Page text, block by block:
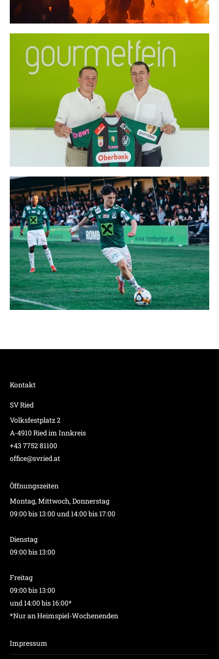
Kontakt
SV Ried
Volksfestplatz 2
A-4910 Ried im Innkreis
+43 7752 81100
office@svried.at
Öffnungszeiten
Montag, Mittwoch, Donnerstag
09:00 bis 13:00 und 14:00 bis 17:00
Dienstag
09:00 bis 13:00
Freitag
09:00 bis 13:00
und 14:00 bis 16:00*
*Nur an Heimspiel-Wochenenden
Impressum